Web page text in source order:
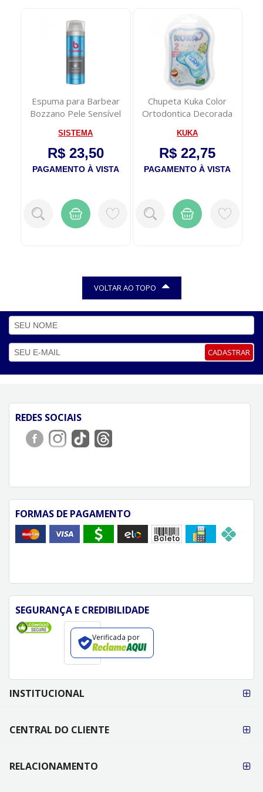
Espuma para Barbear
Bozzano Pele Sensível
SISTEMA
R$ 23,50
PAGAMENTO À VISTA
Chupeta Kuka Color
Ortodontica Decorada
KUKA
R$ 22,75
PAGAMENTO À VISTA
VOLTAR AO TOPO
CADASTRAR
REDES SOCIAIS
FORMAS DE PAGAMENTO
SEGURANÇA E CREDIBILIDADE
Verificada por
FORMAS DE
PAGAMENTO
INSTITUCIONAL
CENTRAL DO CLIENTE
RELACIONAMENTO